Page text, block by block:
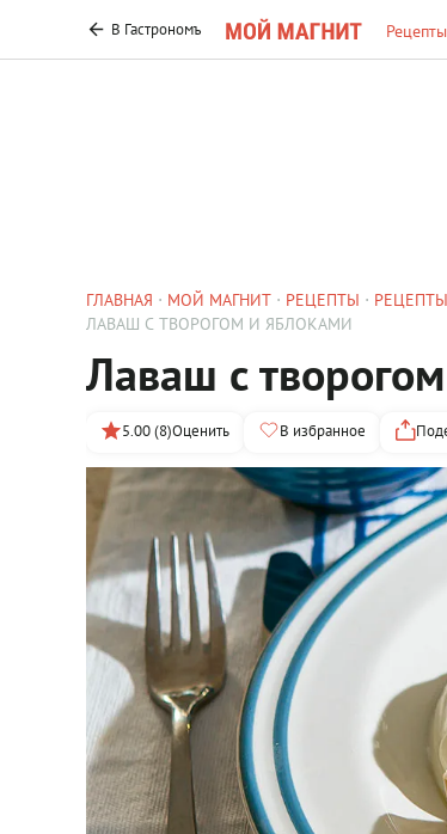
В Гастрономъ
ГЛАВНАЯ МОЙ МАГНИТ РЕЦЕПТЫ
ЛАВАШ С ТВОРОГОМ И ЯБЛОКАМИ
Лаваш с
5.00 (8)Оценить В избранное